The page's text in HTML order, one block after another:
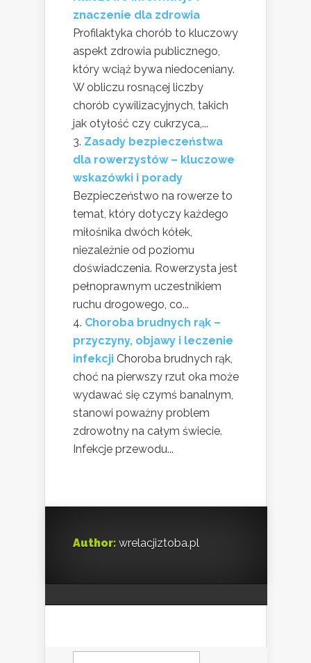
znaczenie dla zdrowia
Profilaktyka chorób to kluczowy
aspekt zdrowia publicznego,
który wciąż bywa niedoceniany.
W obliczu rosnącej liczby
chorób cywilizacyjnych, takich
jak otyłość czy cukrzyca,...
Zasady bezpieczeństwa
dla rowerzystów – kluczowe
wskazówki i porady
Bezpieczeństwo na rowerze to
temat, który dotyczy każdego
miłośnika dwóch kółek,
niezależnie od poziomu
doświadczenia. Rowerzysta jest
pełnoprawnym uczestnikiem
ruchu drogowego, co...
Choroba brudnych rąk –
przyczyny, objawy i leczenie
infekcji Choroba brudnych rąk,
choć na pierwszy rzut oka może
wydawać się czymś banalnym,
stanowi poważny problem
zdrowotny na całym świecie.
Infekcje przewodu...
Author: wrelacjiztoba.pl
Szukaj: